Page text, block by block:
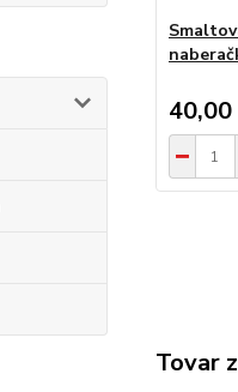
40,00
Tovar